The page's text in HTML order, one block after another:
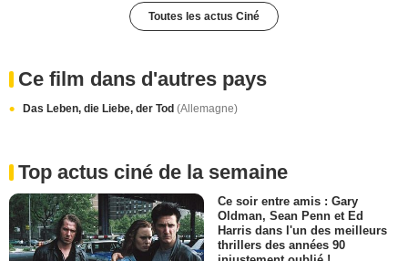
Toutes les actus Ciné
Ce film dans d'autres pays
Das Leben, die Liebe, der Tod (Allemagne)
Top actus ciné de la semaine
Ce soir entre amis : Gary
Oldman, Sean Penn et Ed
Harris dans l'un des meilleurs
thrillers des années 90